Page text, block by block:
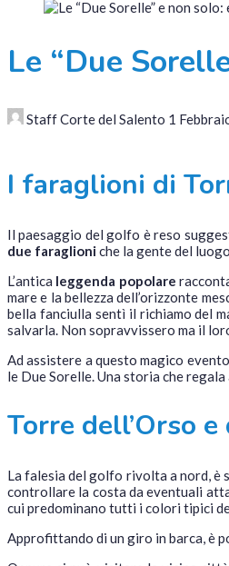
Le “Due
Staff Corte del Salento 1
I faraglioni di
Il paesaggio del golfo è reso
due faraglioniche la gente del
L’antica leggenda popolare
mare e la bellezza dell’orizzonte
bella fanciulla sentì il richiamo del
salvarla. Non sopravvissero ma il
Ad assistere a questo magico
le Due Sorelle. Una storia che
Torre dell’Orso
La falesia del golfo rivolta a nord, è
controllare la costa da eventuali
cui predominano tutti i colori tipici
Approfittando di un giro in barca, è